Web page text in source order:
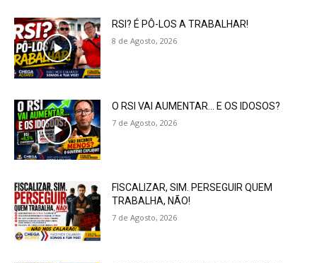
RSI? É PÔ-LOS A TRABALHAR!
8 de Agosto, 2026
O RSI VAI AUMENTAR… E OS IDOSOS?
7 de Agosto, 2026
FISCALIZAR, SIM. PERSEGUIR QUEM
TRABALHA, NÃO!
7 de Agosto, 2026